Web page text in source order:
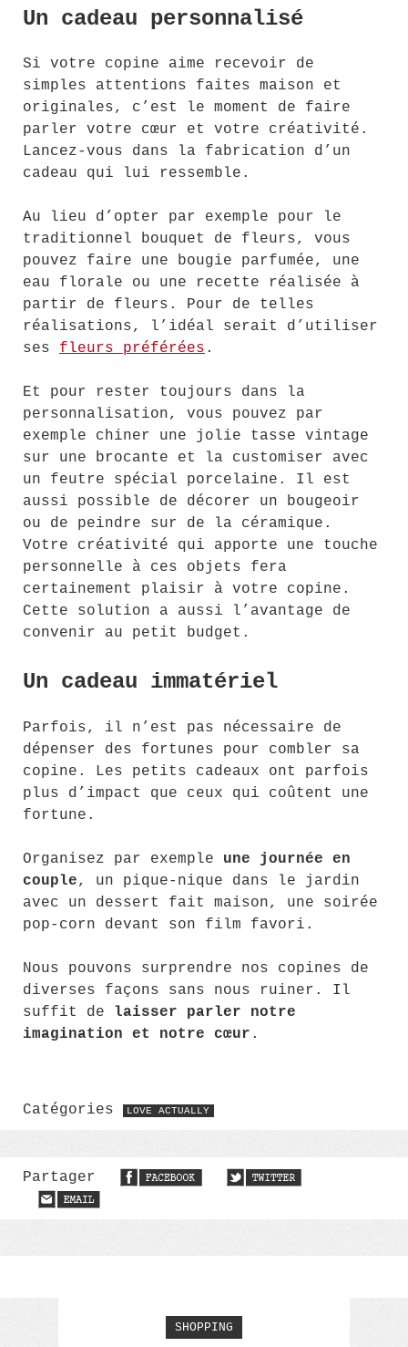
Un cadeau personnalisé
Si votre copine aime recevoir de
simples attentions faites maison et
originales, c’est le moment de faire
parler votre cœur et votre créativité.
Lancez-vous dans la fabrication d’un
cadeau qui lui ressemble.
Au lieu d’opter par exemple pour le
traditionnel bouquet de fleurs, vous
pouvez faire une bougie parfumée, une
eau florale ou une recette réalisée à
partir de fleurs. Pour de telles
réalisations, l’idéal serait d’utiliser
ses fleurs préférées .
Et pour rester toujours dans la
personnalisation, vous pouvez par
exemple chiner une jolie tasse vintage
sur une brocante et la customiser avec
un feutre spécial porcelaine. Il est
aussi possible de décorer un bougeoir
ou de peindre sur de la céramique.
Votre créativité qui apporte une touche
personnelle à ces objets fera
certainement plaisir à votre copine.
Cette solution a aussi l’avantage de
convenir au petit budget.
Un cadeau immatériel
Parfois, il n’est pas nécessaire de
dépenser des fortunes pour combler sa
copine. Les petits cadeaux ont parfois
plus d’impact que ceux qui coûtent une
fortune.
Organisez par exemple une journée en
couple, un pique-nique dans le jardin
avec un dessert fait maison, une soirée
pop-corn devant son film favori.
Nous pouvons surprendre nos copines de
diverses façons sans nous ruiner. Il
suffit de
laisser parler notre
imagination et notre cœur .
Catégories LOVE ACTUALLY
Partager
SHOPPING